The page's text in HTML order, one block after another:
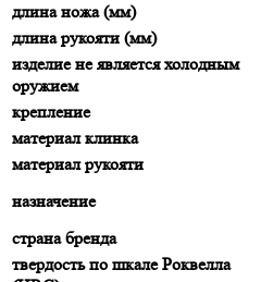
длина ножа (мм)
длина рукояти (мм)
изделие не является холодным
оружием
крепление
материал клинка
материал рукояти
назначение
страна бренда
твердость по шкале Роквелла